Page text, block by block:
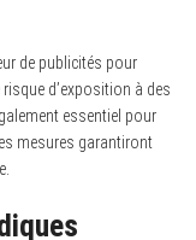
de publicités pour
d’exposition à des
essentiel pour
mesures garantiront